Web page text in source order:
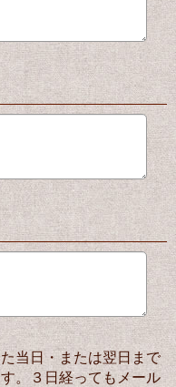
当日・または翌日まで
。３日経ってもメール